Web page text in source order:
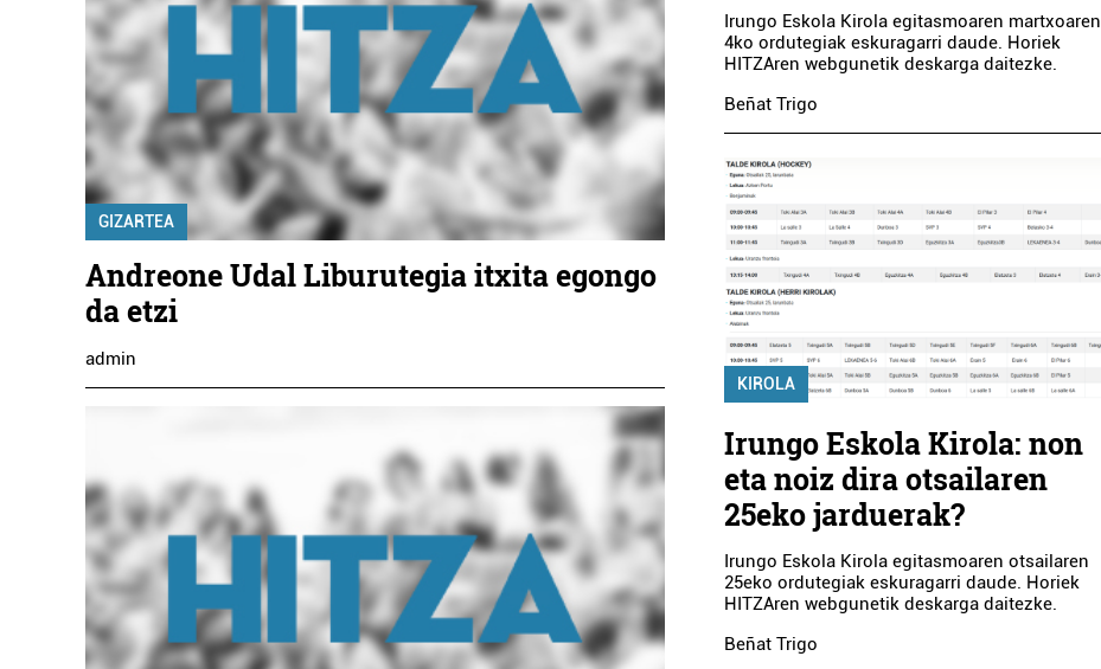
GIZARTEA
Andreone Udal Liburutegia itxita egongo
da etzi
admin
Irungo Eskola Kirola egitasmoaren martxoaren
4ko ordutegiak eskuragarri daude. Horiek
HITZAren webgunetik deskarga daitezke.
Beñat Trigo
KIROLA
Irungo Eskola Kirola: non
eta noiz dira otsailaren
25eko jarduerak?
Irungo Eskola Kirola egitasmoaren otsailaren
25eko ordutegiak eskuragarri daude. Horiek
HITZAren webgunetik deskarga daitezke.
Beñat Trigo